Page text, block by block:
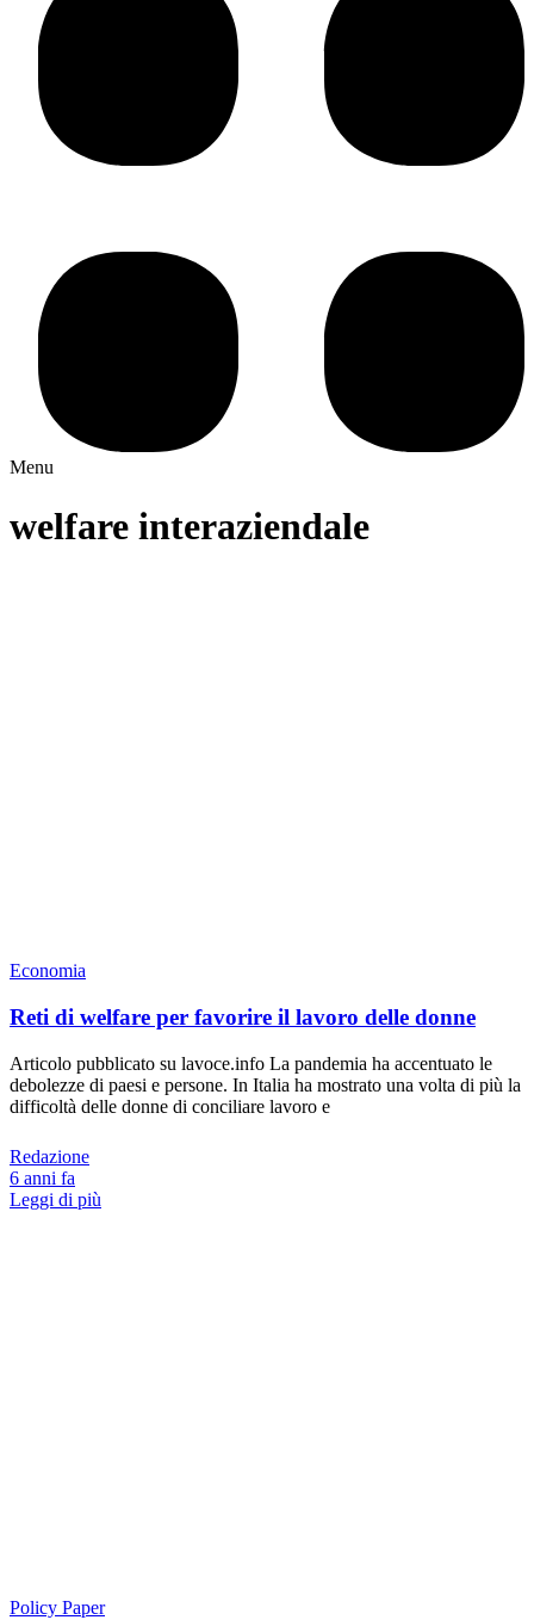
Menu
welfare interaziendale
Economia
Reti di welfare per favorire il lavoro delle donne
Articolo pubblicato su lavoce.info La pandemia ha accentuato le
debolezze di paesi e persone. In Italia ha mostrato una volta di più la
difficoltà delle donne di conciliare lavoro e
Redazione
6 anni fa
Leggi di più
Policy Paper